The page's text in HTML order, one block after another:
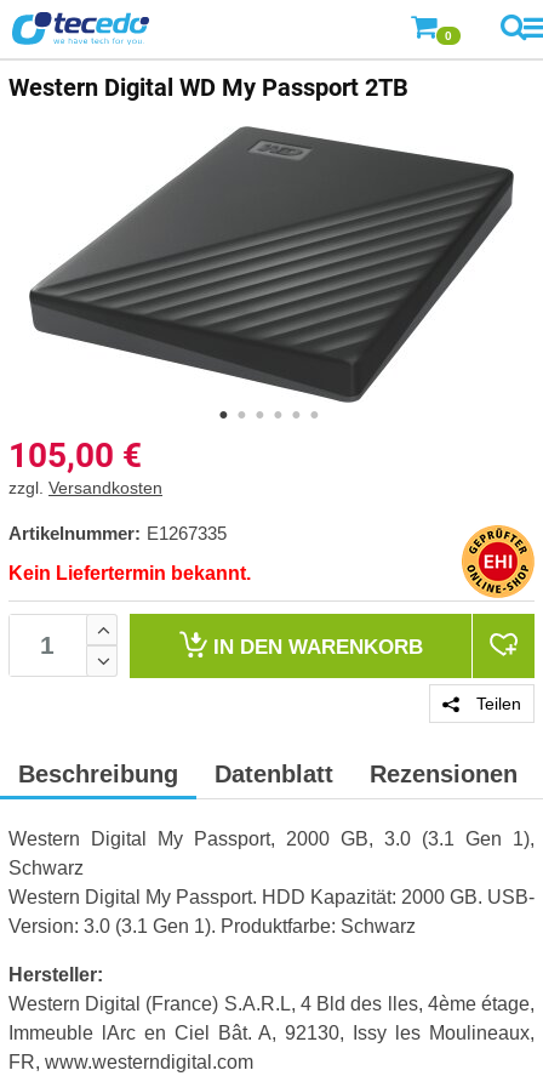
0
Western Digital WD My Passport 2TB
105,00 €
zzgl. Versandkosten
Artikelnummer: E1267335
Kein Liefertermin bekannt.
IN DEN WARENKORB
Teilen
Beschreibung Datenblatt Rezensionen
Western Digital My Passport, 2000 GB, 3.0 (3.1 Gen 1),
Schwarz
Western Digital My Passport. HDD Kapazität: 2000 GB. USB-
Version: 3.0 (3.1 Gen 1). Produktfarbe: Schwarz
Hersteller:
Western Digital (France) S.A.R.L, 4 Bld des lles, 4ème étage,
Immeuble lArc en Ciel Bât. A, 92130, Issy les Moulineaux,
FR, www.westerndigital.com